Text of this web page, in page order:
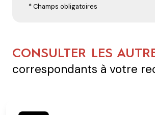
* Champs obligatoires
CONSULTER LES
correspondants à votre